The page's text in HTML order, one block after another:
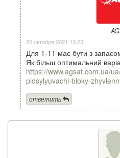
20 октября 2021 13:23
Для 1-11 має бути з
Як більш оптимальний
https://www.agsat.com.ua/
pidsylyuvachi-bloky-
ответить